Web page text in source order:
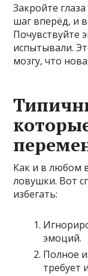
Закройте
шаг вперёд, и
Почувствуйте
испытывали.
мозгу, что
Как и в любом
ловушки. Вот
избегать:
эмоций.
Полное
требует